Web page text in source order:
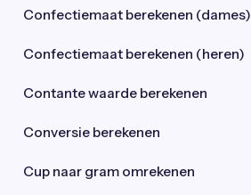
Confectiemaat berekenen (dames)
Confectiemaat berekenen (heren)
Contante waarde berekenen
Conversie berekenen
Cup naar gram omrekenen